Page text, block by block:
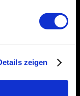
zeigen